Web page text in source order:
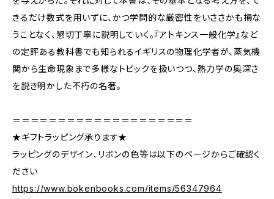
きるだけ数式を用いずに、かつ学問的な厳密性をいささかも損な
うことなく、懇切丁寧に説明していく。『アトキンス一般化学』など
の定評ある教科書でも知られるイギリスの物理化学者が、蒸気機
関から生命現象まで多様なトピックを扱いつつ、熱力学の奥深さ
を説き明かした不朽の名著。
＝＝＝＝＝＝＝＝＝＝＝＝＝＝＝＝＝＝＝＝
★ギフトラッピング承ります★
ラッピングのデザイン、リボンの色等は以下のページからご確認く
ださい
https://www.bokenbooks.com/items/56347964